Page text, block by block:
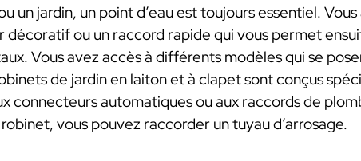
un jardin, un point d’eau est toujours essentiel.
ou un raccord rapide qui vous permet
Vous avez accès à différents modèles qui se
de jardin en laiton et à clapet sont conçus
connecteurs automatiques ou aux raccords de
vous pouvez raccorder un tuyau d’arrosage.